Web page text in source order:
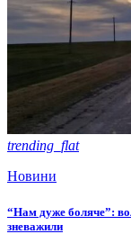
trending_flat
Новини
“Нам дуже боляче”:
зневажили